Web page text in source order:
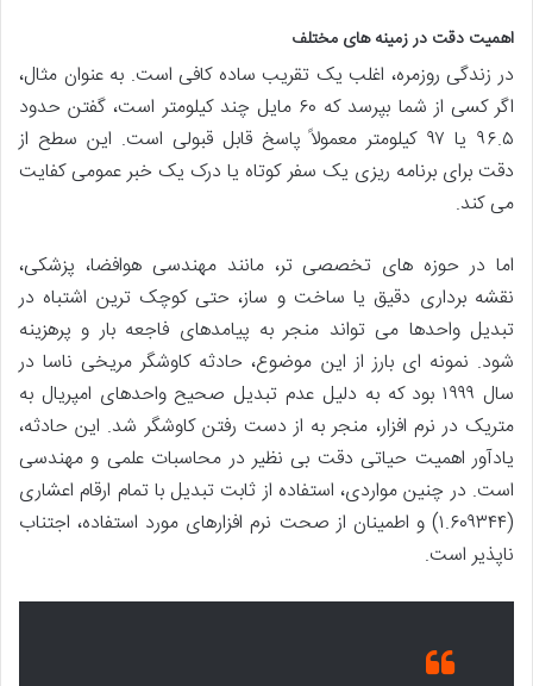
اهمیت دقت در زمینه های مختلف
در زندگی روزمره، اغلب یک تقریب ساده کافی است. به عنوان مثال،
اگر کسی از شما بپرسد که ۶۰ مایل چند کیلومتر است، گفتن حدود
۹۶.۵ یا ۹۷ کیلومتر معمولاً پاسخ قابل قبولی است. این سطح از
دقت برای برنامه ریزی یک سفر کوتاه یا درک یک خبر عمومی کفایت
می کند.
اما در حوزه های تخصصی تر، مانند مهندسی هوافضا، پزشکی،
نقشه برداری دقیق یا ساخت و ساز، حتی کوچک ترین اشتباه در
تبدیل واحدها می تواند منجر به پیامدهای فاجعه بار و پرهزینه
شود. نمونه ای بارز از این موضوع، حادثه کاوشگر مریخی ناسا در
سال ۱۹۹۹ بود که به دلیل عدم تبدیل صحیح واحدهای امپریال به
متریک در نرم افزار، منجر به از دست رفتن کاوشگر شد. این حادثه،
یادآور اهمیت حیاتی دقت بی نظیر در محاسبات علمی و مهندسی
است. در چنین مواردی، استفاده از ثابت تبدیل با تمام ارقام اعشاری
(۱.۶۰۹۳۴۴) و اطمینان از صحت نرم افزارهای مورد استفاده، اجتناب
ناپذیر است.